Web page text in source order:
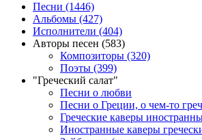
Песни (1446)
Альбомы (427)
Исполнители (404)
Авторы песен (583)
Композиторы (320)
Поэты (399)
"Греческий салат"
Песни о любви
Песни о Греции, о чем-то
Греческие каверы
Иностранные каверы